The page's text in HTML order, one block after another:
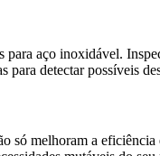
aço inoxidável.
detectar possíveis
só melhoram a